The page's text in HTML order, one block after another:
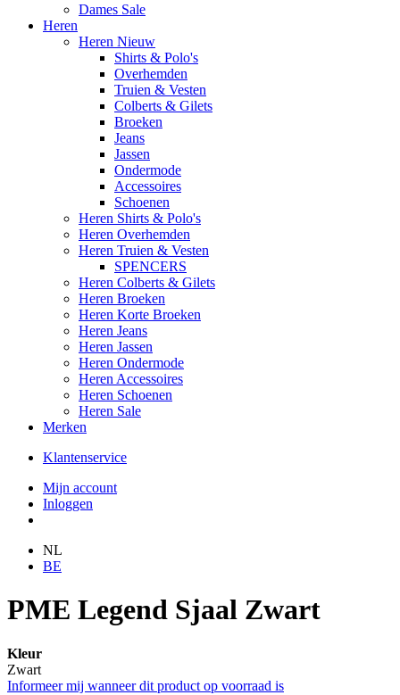
Dames Sale
Heren
Heren Nieuw
Shirts & Polo's
Overhemden
Truien & Vesten
Colberts & Gilets
Broeken
Jeans
Jassen
Ondermode
Accessoires
Schoenen
Heren Shirts & Polo's
Heren Overhemden
Heren Truien & Vesten
SPENCERS
Heren Colberts & Gilets
Heren Broeken
Heren Korte Broeken
Heren Jeans
Heren Jassen
Heren Ondermode
Heren Accessoires
Heren Schoenen
Heren Sale
Merken
Klantenservice
Mijn account
Inloggen
NL
BE
PME Legend Sjaal Zwart
Kleur
Zwart
Informeer mij wanneer dit product op voorraad is